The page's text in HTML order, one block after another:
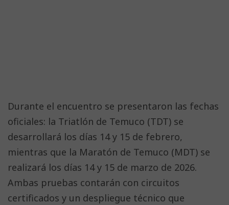
Durante el encuentro se presentaron las fechas
oficiales: la Triatlón de Temuco (TDT) se
desarrollará los días 14 y 15 de febrero,
mientras que la Maratón de Temuco (MDT) se
realizará los días 14 y 15 de marzo de 2026.
Ambas pruebas contarán con circuitos
certificados y un despliegue técnico que